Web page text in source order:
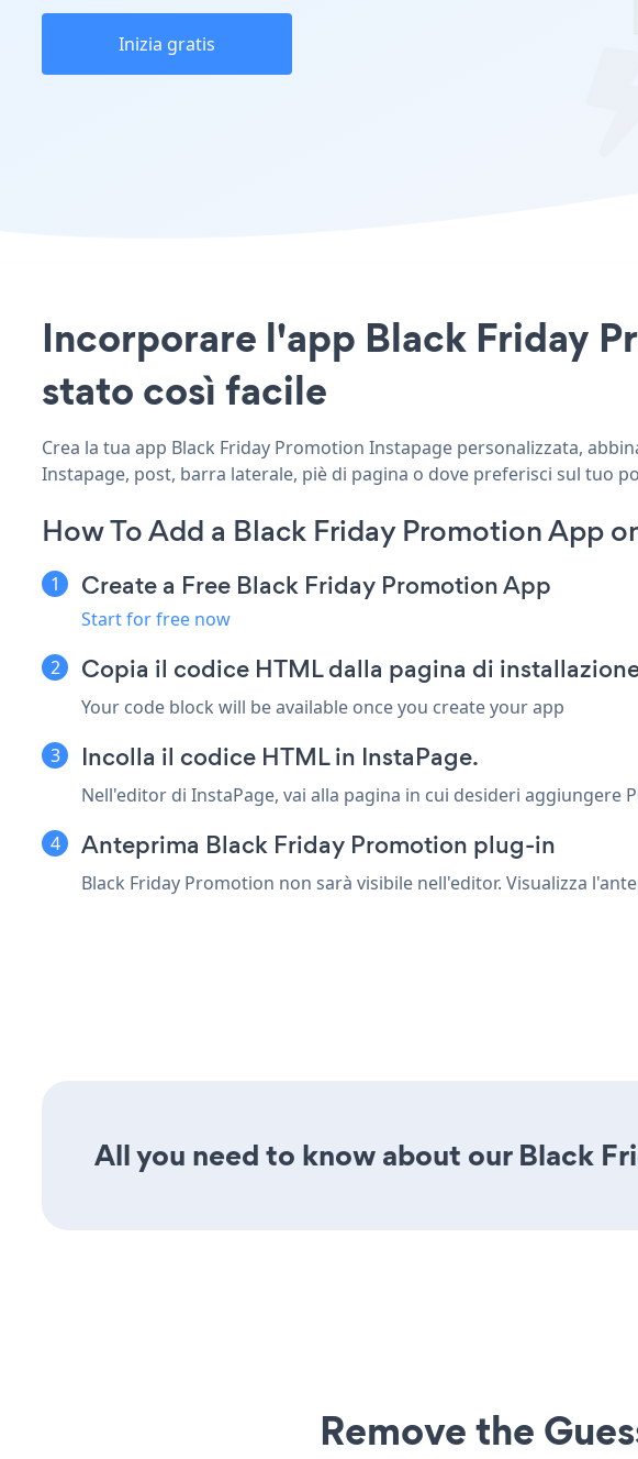
Inizia gratis
Incorporare l'app Black Friday
stato così facile
Crea la tua app Black Friday Promotion Instapage personalizzata,
Instapage, post, barra laterale, piè di pagina o dove preferisci sul tuo
How To Add a Black Friday Promotion App
Create a Free Black Friday Promotion App
Start for free now
Copia il codice HTML dalla pagina di
Your code block will be available once you create your app
Incolla il codice HTML in InstaPage.
Nell'editor di InstaPage, vai alla pagina in cui desideri aggiungere
Anteprima Black Friday Promotion plug-in
Black Friday Promotion non sarà visibile nell'editor. Visualizza
All you need to know about our Black
Remove the